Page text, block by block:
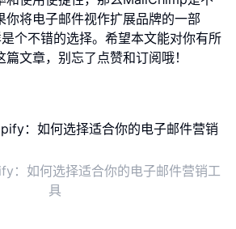
你将电子邮件视作扩展品牌的一部
个不错的选择。希望本文能对你有所
文章，别忘了点赞和订阅哦！
：如何选择适合你的电子邮件营销工
具